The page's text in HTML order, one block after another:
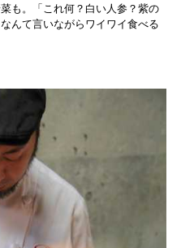
も。「これ何？白い人参？紫の
んて言いながらワイワイ食べる